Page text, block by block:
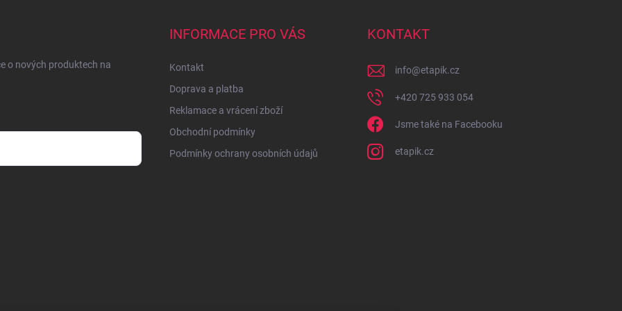
o nových produktech na
INFORMACE PRO VÁS
Kontakt
Doprava a platba
Reklamace a vrácení zboží
Obchodní podmínky
Podmínky ochrany osobních údajů
KONTAKT
info@etapik.cz
+420 725 933 054
Jsme také na Facebooku
etapik.cz